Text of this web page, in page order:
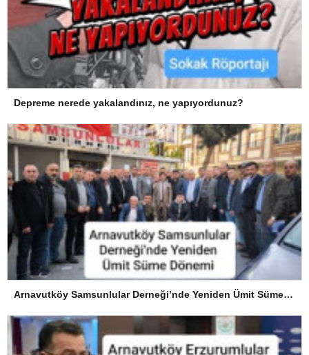
Depreme nerede yakalandınız, ne yapıyordunuz?
Arnavutköy Samsunlular Derneği’nde Yeniden Ümit Süme Dönemi